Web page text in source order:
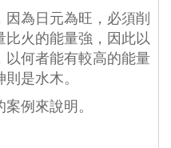
為日元為旺，必須削
火的能量強，因此以
以何者能有較高的能量
是水木。
例來說明。